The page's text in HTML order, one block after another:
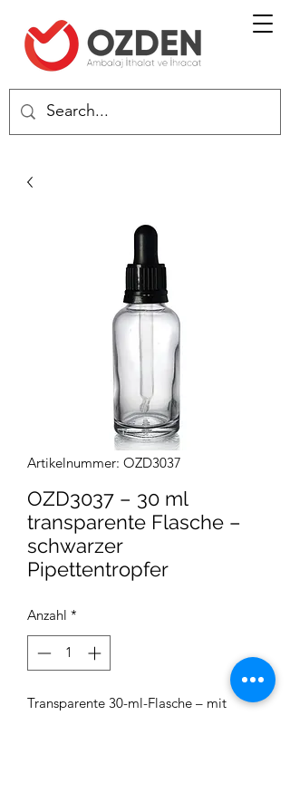
Artikelnummer: OZD3037
OZD3037 – 30 ml
transparente Flasche –
schwarzer
Pipettentropfer
Anzahl *
Transparente 30-ml-Flasche – mit